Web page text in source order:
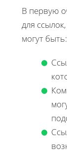
В первую
для
могут быть: